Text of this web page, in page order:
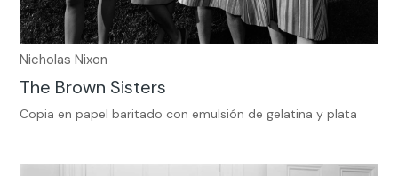
Nicholas Nixon
The Brown Sisters
Copia en papel baritado con emulsión de gelatina y plata